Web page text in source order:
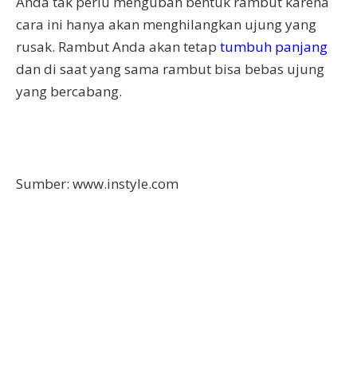
cara ini hanya akan menghilangkan ujung yang
rusak. Rambut Anda akan tetap tumbuh panjang
dan di saat yang sama rambut bisa bebas ujung
yang bercabang.
Sumber: www.instyle.com